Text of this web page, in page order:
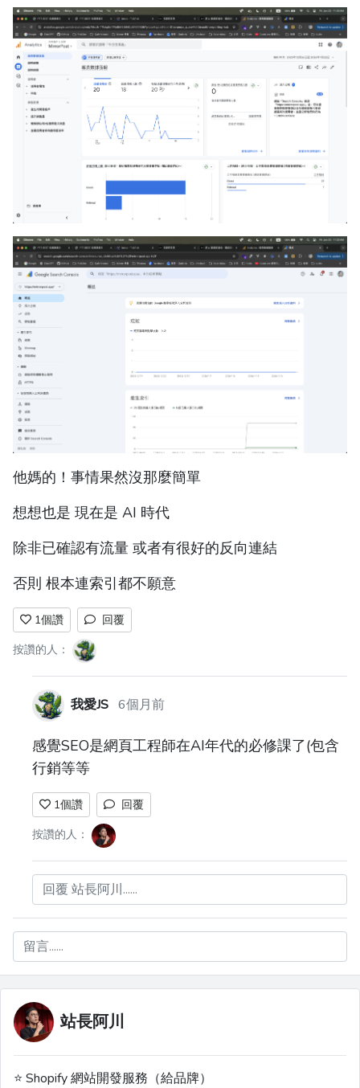
他媽的！事情果然沒那麼簡單
想想也是 現在是 AI 時代
除非已確認有流量 或者有很好的反向連結
否則 根本連索引都不願意
1個讚
回覆
按讚的人：
我愛JS 6個月前
感覺SEO是網頁工程師在AI年代的必修課了(包含
行銷等等
1個讚
回覆
按讚的人：
回覆 站長阿川......
留言......
站長阿川
⭐️ Shopify 網站開發服務（給品牌）